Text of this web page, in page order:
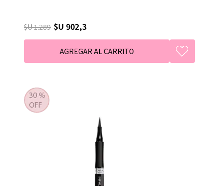
$U 1.289 $U 902,3